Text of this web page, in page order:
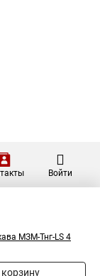
Войти
МЗМ-Тнг-LS 4